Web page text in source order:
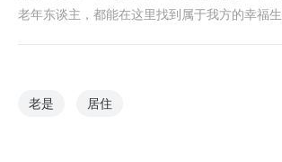
老年东谈主，都能在这里找到属于我方的幸福生
老是 居住